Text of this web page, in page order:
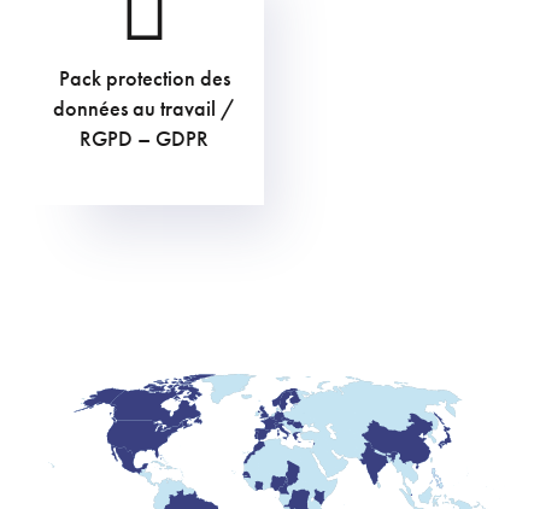
Pack protection des
données au travail /
RGPD – GDPR
169,40 €